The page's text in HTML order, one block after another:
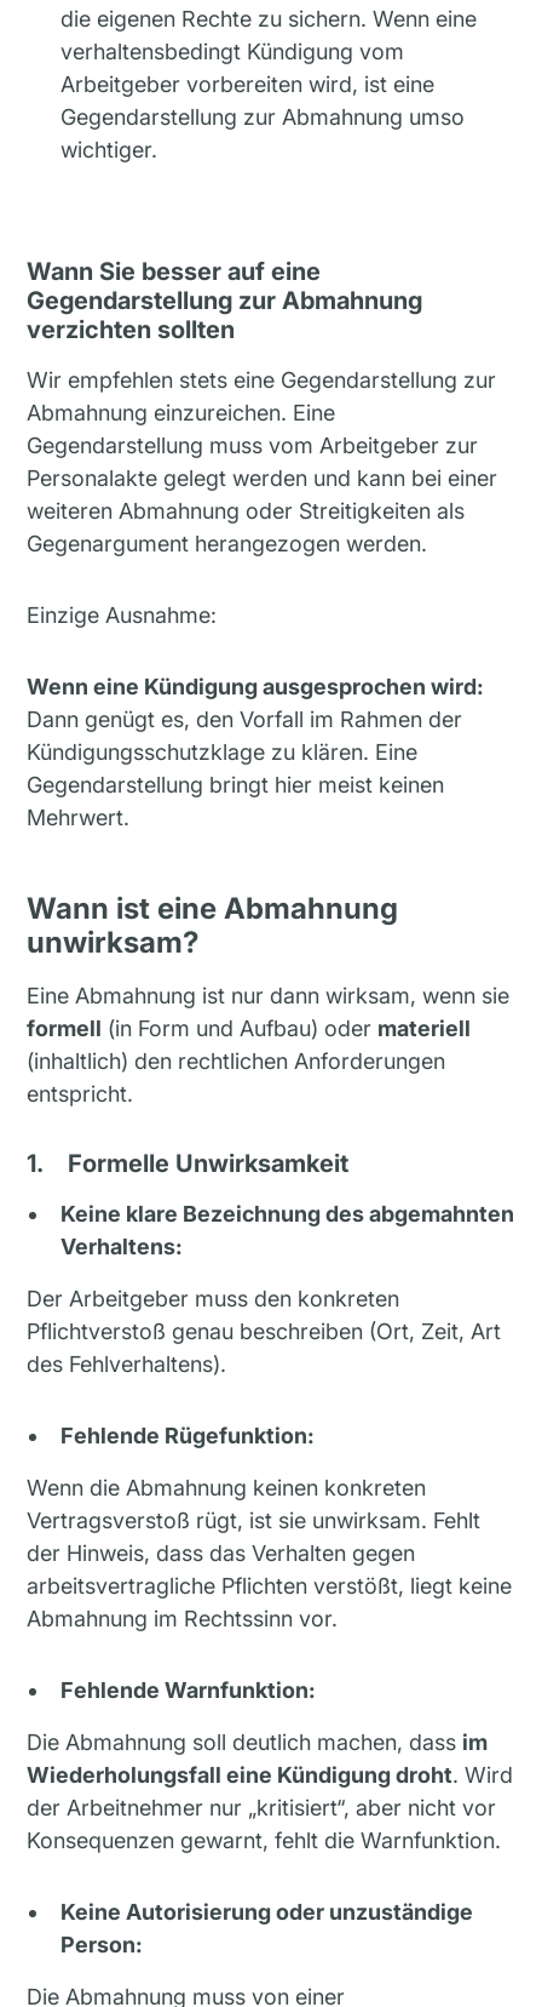
die eigenen Rechte zu sichern. Wenn eine
verhaltensbedingt Kündigung vom
Arbeitgeber vorbereiten wird, ist eine
Gegendarstellung zur Abmahnung umso
wichtiger.
Wann Sie besser auf eine
Gegendarstellung zur Abmahnung
verzichten sollten
Wir empfehlen stets eine Gegendarstellung zur
Abmahnung einzureichen. Eine
Gegendarstellung muss vom Arbeitgeber zur
Personalakte gelegt werden und kann bei einer
weiteren Abmahnung oder Streitigkeiten als
Gegenargument herangezogen werden.
Einzige Ausnahme:
Wenn eine Kündigung ausgesprochen wird:
Dann genügt es, den Vorfall im Rahmen der
Kündigungsschutzklage zu klären. Eine
Gegendarstellung bringt hier meist keinen
Mehrwert.
Wann ist eine Abmahnung
unwirksam?
Eine Abmahnung ist nur dann wirksam, wenn sie
formell (in Form und Aufbau) oder materiell
(inhaltlich) den rechtlichen Anforderungen
entspricht.
1. Formelle Unwirksamkeit
Keine klare Bezeichnung des abgemahnten
Verhaltens:
Der Arbeitgeber muss den konkreten
Pflichtverstoß genau beschreiben (Ort, Zeit, Art
des Fehlverhaltens).
Fehlende Rügefunktion:
Wenn die Abmahnung keinen konkreten
Vertragsverstoß rügt, ist sie unwirksam. Fehlt
der Hinweis, dass das Verhalten gegen
arbeitsvertragliche Pflichten verstößt, liegt keine
Abmahnung im Rechtssinn vor.
Fehlende Warnfunktion:
Die Abmahnung soll deutlich machen, dass im
Wiederholungsfall eine Kündigung droht. Wird
der Arbeitnehmer nur „kritisiert“, aber nicht vor
Konsequenzen gewarnt, fehlt die Warnfunktion.
Keine Autorisierung oder unzuständige
Person:
Die Abmahnung muss von einer